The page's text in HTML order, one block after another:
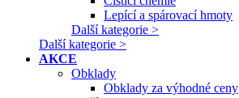
Lepící a spárovací hmoty
Další kategorie >
Další kategorie >
AKCE
Obklady
Obklady za výhodné ceny